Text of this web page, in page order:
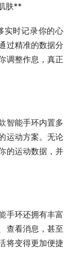
肤**
实时记录你的心
过精准的数据分
调整作息，真正
智能手环内置多
运动方案。无论
的运动数据，并
手环还拥有丰富
查看消息，甚至
将变得更加便捷